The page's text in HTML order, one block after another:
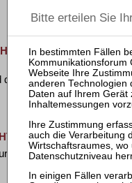
STAGNIERT AUF
27. Januar 2026
Zertifizierung von